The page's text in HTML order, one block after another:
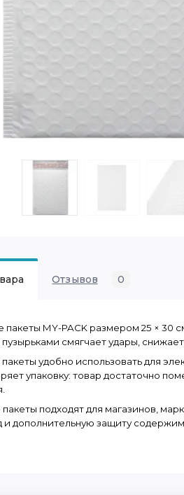
Отзывов 0
пакеты MY-PACK размером 25 × 30
смягчает удары,
удобно использовать для
упаковку: товар достаточно
подходят для магазинов,
дополнительную защиту